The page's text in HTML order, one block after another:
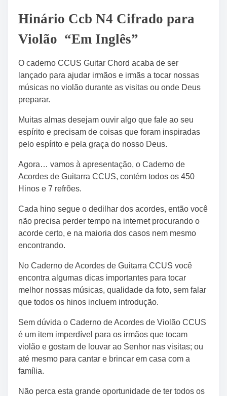
Hinário Ccb N4 Cifrado para
Violão “Em Inglês”
O caderno CCUS Guitar Chord acaba de ser
lançado para ajudar irmãos e irmãs a tocar nossas
músicas no violão durante as visitas ou onde Deus
preparar.
Muitas almas desejam ouvir algo que fale ao seu
espírito e precisam de coisas que foram inspiradas
pelo espírito e pela graça do nosso Deus.
Agora… vamos à apresentação, o Caderno de
Acordes de Guitarra CCUS, contém todos os 450
Hinos e 7 refrões.
Cada hino segue o dedilhar dos acordes, então você
não precisa perder tempo na internet procurando o
acorde certo, e na maioria dos casos nem mesmo
encontrando.
No Caderno de Acordes de Guitarra CCUS você
encontra algumas dicas importantes para tocar
melhor nossas músicas, qualidade da foto, sem falar
que todos os hinos incluem introdução.
Sem dúvida o Caderno de Acordes de Violão CCUS
é um item imperdível para os irmãos que tocam
violão e gostam de louvar ao Senhor nas visitas; ou
até mesmo para cantar e brincar em casa com a
família.
Não perca esta grande oportunidade de ter todos os